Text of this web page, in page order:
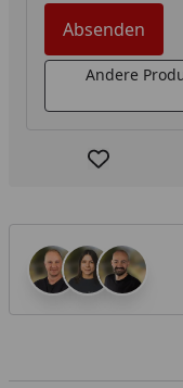
Absenden
Andere
Produkt